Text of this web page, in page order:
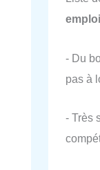
- Du
pas à
- Très